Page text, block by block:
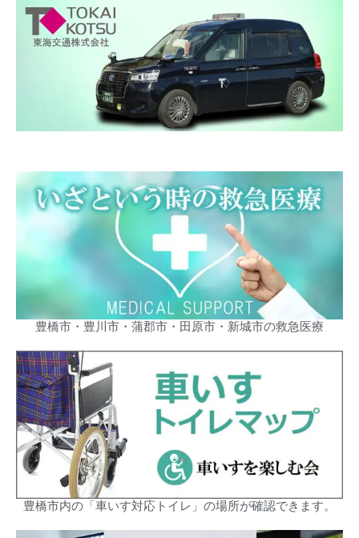
豊橋市・豊川市・蒲郡市・田原市・新城市の救急医療
豊橋市内の「車いす対応トイレ」の場所が確認できます。